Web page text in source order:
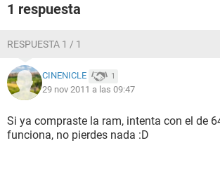
1 respuesta
RESPUESTA 1 / 1
CINENICLE 1
29 nov 2011 a las 09:47
Si ya compraste la ram, intenta con el de
funciona, no pierdes nada :D